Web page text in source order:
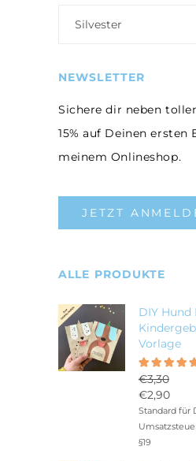
Silvester
NEWSLETTER
Sichere dir neben
15% auf Deinen ersten
meinem Onlineshop.
JETZT
ALLE PRODUKTE
DIY Hund
Vorlage
mit5.00
von 5
€3,30
Preis
war:
€3,30
€2,90
Aktueller
Preis
ist:
Standard für
§19